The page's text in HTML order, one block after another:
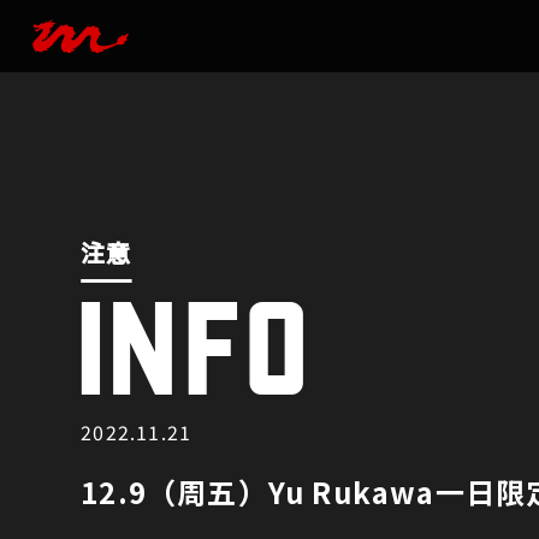
注意
注意
INFO
2022.11.21
12.9（周五）Yu Rukawa一日限